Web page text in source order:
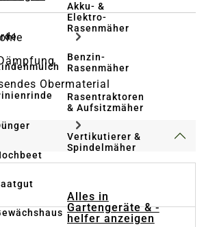
Akku- &
Elektro-
Rasenmäher
Benzin-
Rasenmäher
Rasentraktoren
& Aufsitzmäher
Vertikutierer &
Spindelmäher
Alles in
Gartengeräte & -
helfer anzeigen
Obermaterial